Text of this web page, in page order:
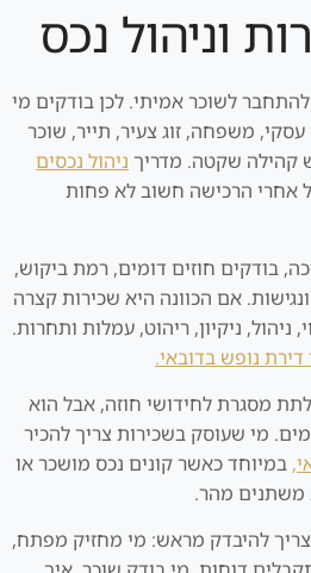
וניהול נכס
לשוכר אמיתי. לכן בודקים מי
עסקי, משפחה, זוג צעיר, תייר, שוכר
קהילה שקטה. מדריך ניהול נכסים
אחרי הרכישה חשוב לא פחות
בודקים חוזים דומים, רמת ביקוש,
אם הכוונה היא שכירות קצרה
ניהול, ניקיון, ריהוט, עמלות ותחרות.
דירת נופש בדובאי.
מסגרת לחידושי חוזה, אבל הוא
מי שעוסק בשכירות צריך להכיר
במיוחד כאשר קונים נכס מושכר או
משתנים מהר.
צריך להיבדק מראש: מי מחזיק מפתח,